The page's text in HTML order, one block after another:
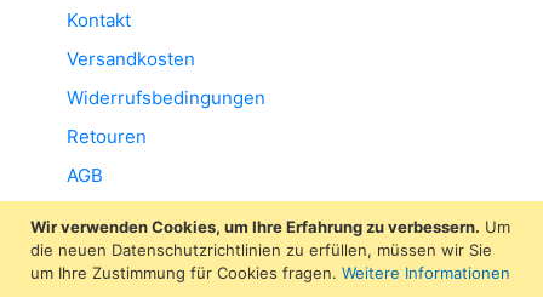
Wir verwenden Cookies, um Ihre Erfahrung zu verbessern. Um
die neuen Datenschutzrichtlinien zu erfüllen, müssen wir Sie
um Ihre Zustimmung für Cookies fragen. Weitere Informationen
Kontakt
Versandkosten
Widerrufsbedingungen
Retouren
AGB
Kauf auf Rechnung ist leider momentan nicht über unseren